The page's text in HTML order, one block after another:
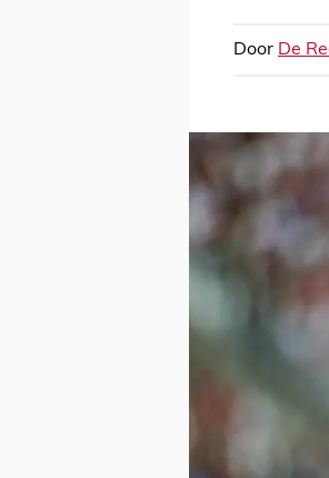
Door De